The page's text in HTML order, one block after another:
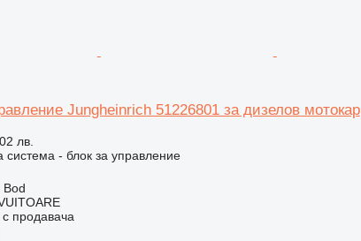
Jungheinrich 51226801 за дизелов мотокар
лв.
система - блок за управление
продавача